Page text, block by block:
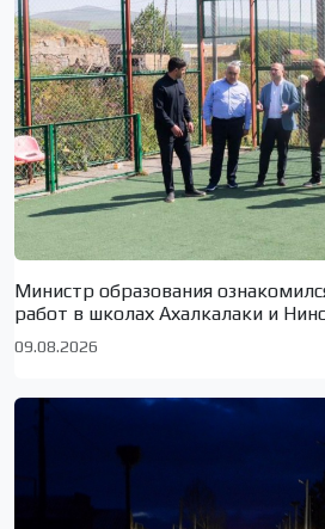
Министр образования
работ в школах Ахалкалаки и
09.08.2026